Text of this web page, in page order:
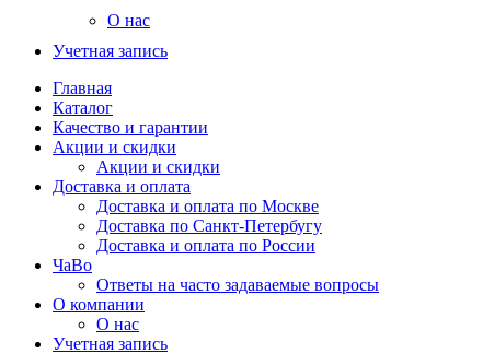
О нас
Учетная запись
Главная
Каталог
Качество и гарантии
Акции и скидки
Акции и скидки
Доставка и оплата
Доставка и оплата по Москве
Доставка по Санкт-Петербугу
Доставка и оплата по России
ЧаВо
Ответы на часто задаваемые вопросы
О компании
О нас
Учетная запись